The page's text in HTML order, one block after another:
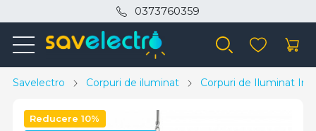
0373760359
Savelectro Corpuri de iluminat Corpuri de Iluminat
Reducere 10%